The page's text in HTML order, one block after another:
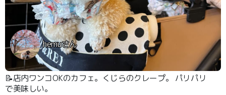
hemuさん
📝店内ワンコOKのカフェ。くじらのクレープ。 パリパリ
で美味しい。